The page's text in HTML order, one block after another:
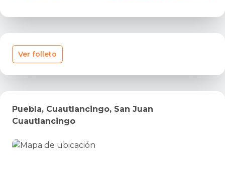
Ver folleto
Puebla, Cuautlancingo, San Juan
Cuautlancingo